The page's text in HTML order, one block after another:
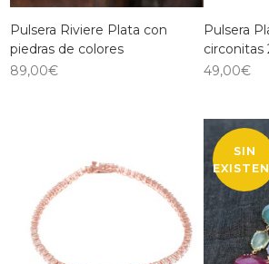
Pulsera Riviere Plata con
piedras de colores
89,00€
Pulsera
circonitas
49,00€
SIN